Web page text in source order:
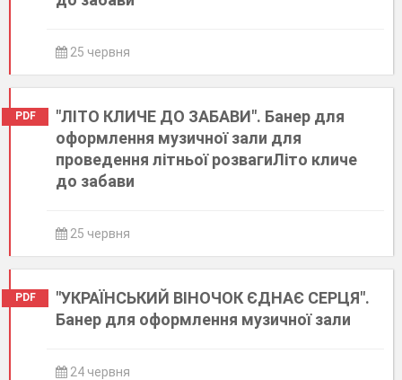
25 червня
PDF
"ЛІТО КЛИЧЕ ДО ЗАБАВИ". Банер для
оформлення музичної зали для
проведення літньої розвагиЛіто кличе
до забави
25 червня
PDF
"УКРАЇНСЬКИЙ ВІНОЧОК ЄДНАЄ СЕРЦЯ".
Банер для оформлення музичної зали
24 червня